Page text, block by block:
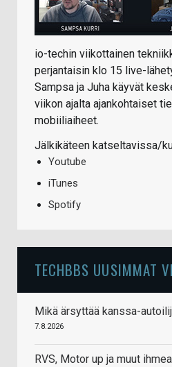
io-techin viikottainen
perjantaisin klo 15 live-
Sampsa ja Juha käyvät
viikon ajalta ajankohtaiset
mobiiliaiheet.
Jälkikäteen katseltavissa/
Youtube
iTunes
Spotify
TECHBBS UUSIMMAT
Mikä ärsyttää kanssa-
7.8.2026
RVS, Motor up ja muut